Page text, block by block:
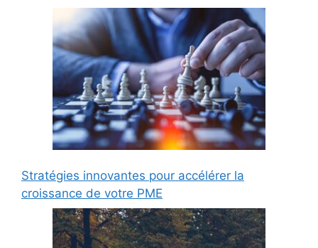
Stratégies innovantes pour accélérer la
croissance de votre PME